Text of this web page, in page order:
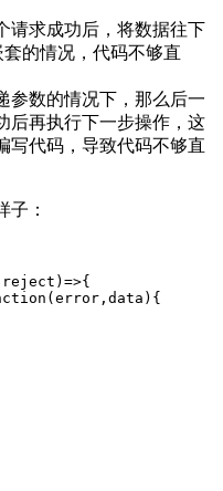
请求成功后，将数据往下
的情况，代码不够直
参数的情况下，那么后一
后再执行下一步操作，这
写代码，导致代码不够直
子：
)=>{
( error,data ) {